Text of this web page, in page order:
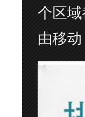
个区
由移